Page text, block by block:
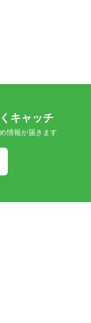
キャッチ
情報が届きます